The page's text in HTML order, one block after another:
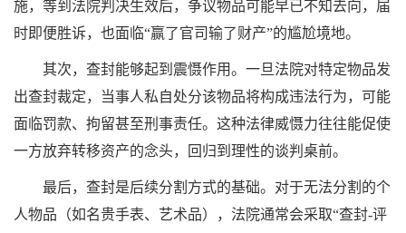
施，等到法院判决生效后，争议物品可能早已不知去向，届
时即便胜诉，也面临“赢了官司输了财产”的尴尬境地。
其次，查封能够起到震慑作用。一旦法院对特定物品发
出查封裁定，当事人私自处分该物品将构成违法行为，可能
面临罚款、拘留甚至刑事责任。这种法律威慑力往往能促使
一方放弃转移资产的念头，回归到理性的谈判桌前。
最后，查封是后续分割方式的基础。对于无法分割的个
人物品（如名贵手表、艺术品），法院通常会采取“查封-评